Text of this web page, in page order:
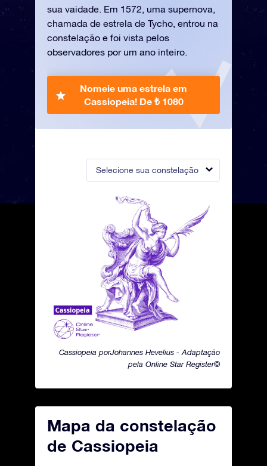
Selecione sua constelação
Cassiopeia porJohannes Hevelius - Adaptação
pela Online Star Register©
sua vaidade. Em 1572, uma supernova,
chamada de estrela de Tycho, entrou na
constelação e foi vista pelos
observadores por um ano inteiro.
Nomeie uma estrela em
Cassiopeia! De ₺ 1080
Mapa da constelação
de Cassiopeia